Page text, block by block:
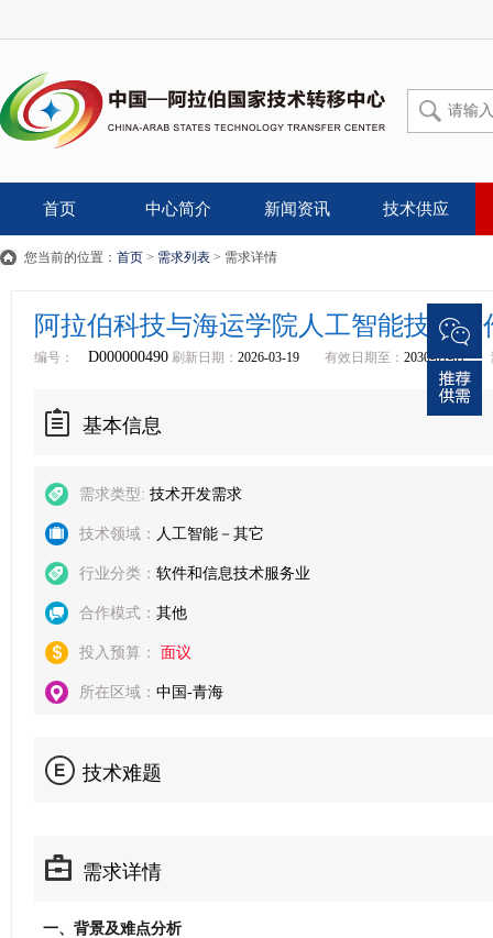
首页 中心简介 新闻资讯 技术供应
您当前的位置： 首页 > 需求列表 > 需求详情
阿拉伯科技与海运学院人工智能技术合
编号： D000000490 刷新日期： 2026-03-19 有效日期至： 2030-01-01
基本信息
需求类型: 技术开发需求
技术领域： 人工智能－其它
行业分类： 软件和信息技术服务业
合作模式： 其他
投入预算： 面议
所在区域： 中国-青海
技术难题
需求详情
一、背景及难点分析